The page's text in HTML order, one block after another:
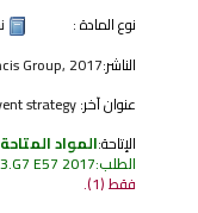
نوع المادة :
الناشر:Group, 2017
عنوان آخر:strategy
الإتاحة:المواد المتاحة
الطلب:E57 2017
فقط(1).